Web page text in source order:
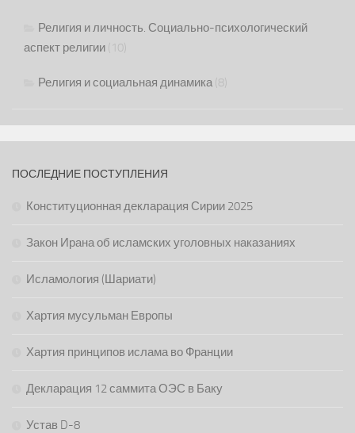
Религия и личность. Социально-психологический
аспект религии (10)
Религия и социальная динамика(8)
ПОСЛЕДНИЕ ПОСТУПЛЕНИЯ
Конституционная декларация Сирии 2025
Закон Ирана об исламских уголовных наказаниях
Исламология (Шариати)
Хартия мусульман Европы
Хартия принципов ислама во Франции
Декларация 12 саммита ОЭС в Баку
Устав D-8